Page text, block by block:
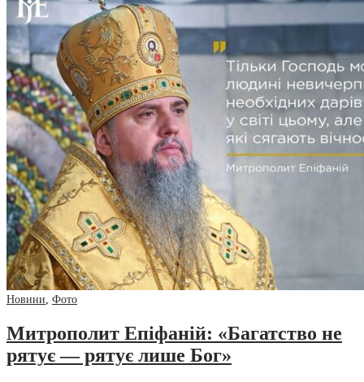
Новини, Фото
Митрополит Епіфаній: «Багатство не
рятує — рятує лише Бог»